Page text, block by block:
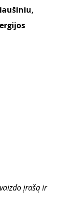
vaizdo įrašą ir